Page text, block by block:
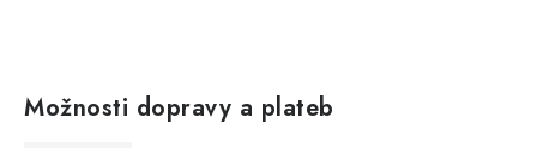
Možnosti dopravy a plateb